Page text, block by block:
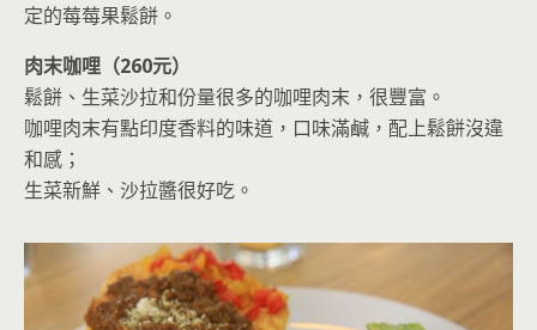
定的莓莓果鬆餅。
肉末咖哩（260元）
鬆餅、生菜沙拉和份量很多的咖哩肉末，很豐富。
咖哩肉末有點印度香料的味道，口味滿鹹，配上鬆餅沒違
和感；
生菜新鮮、沙拉醬很好吃。